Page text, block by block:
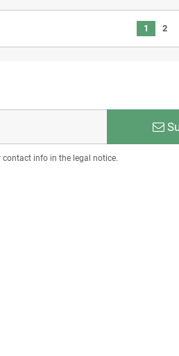
1 2
info in the legal notice.